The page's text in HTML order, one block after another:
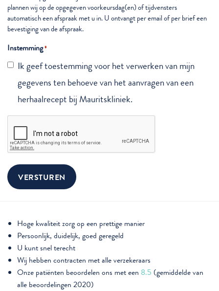
plannen wij op de opgegeven voorkeursdag(en) of tijdvensters
automatisch een afspraak met u in. U ontvangt per email of per brief een
bevestiging van de afspraak.
Instemming*
Ik geef toestemming voor het verwerken van mijn
gegevens ten behoeve van het aanvragen van een
herhaalrecept bij Mauritskliniek.
CAPTCHA
Hoge kwaliteit zorg op een prettige manier
Persoonlijk, duidelijk, goed geregeld
U kunt snel terecht
Wij hebben contracten met alle verzekeraars
Onze patiënten beoordelen ons met een 8.5 (gemiddelde van
alle beoordelingen 2020)